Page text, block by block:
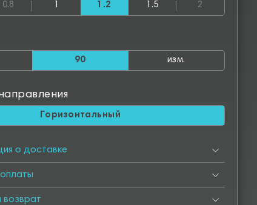
0.8 1 1.2 1.5 2
90 изм.
Горизонтальный
о доставке
возврат